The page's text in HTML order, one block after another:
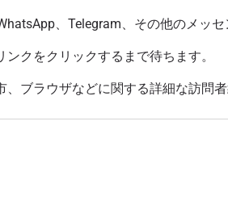
、Telegram、その他のメッ
ンクをクリックするまで待ちます。
、ブラウザなどに関する詳細な訪問